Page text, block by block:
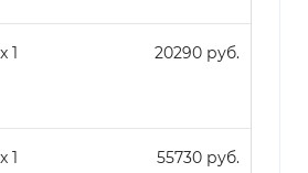
x 1 20290 руб.
x 1 55730 руб.